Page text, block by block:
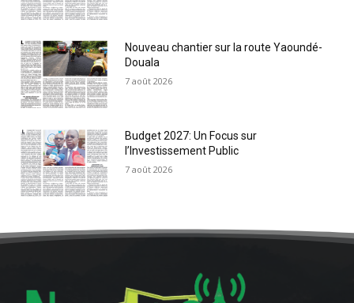
Nouveau chantier sur la route Yaoundé-
Douala
7 août 2026
Budget 2027: Un Focus sur
l’Investissement Public
7 août 2026